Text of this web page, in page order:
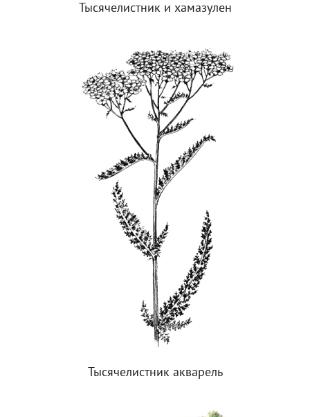
Тысячелистник и хамазулен
Тысячелистник акварель